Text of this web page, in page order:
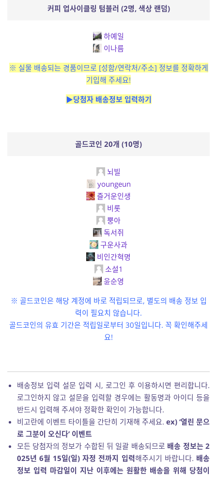
커피 업사이클링 텀블러 (2명, 색상 랜덤)
하예일
이나름
※ 실물 배송되는 경품이므로 [성함/연락처/주소] 정보를 정확하게
기입해 주세요!
▶당첨자 배송정보 입력하기
골드코인 20개 (10명)
뇌빌
youngeun
즐거운인생
비롯
뿡아
독서쥐
구운사과
비인간혁명
소설1
윤순영
※ 골드코인은 해당 계정에 바로 적립되므로, 별도의 배송 정보 입
력이 필요치 않습니다.
골드코인의 유효 기간은 적립일로부터 30일입니다. 꼭 확인해주세
요!
배송정보 입력 설문 입력 시, 로그인 후 이용하시면 편리합니다.
로그인하지 않고 설문을 입력할 경우에는 활동명과 아이디 등을
반드시 입력해 주셔야 정확한 확인이 가능합니다.
비고란에 이벤트 타이틀을 간단히 기재해 주세요. ex) ‘열린 문으
로 그분이 오신다’ 이벤트
모든 당첨자의 정보가 수합된 뒤 일괄 배송되므로 배송 정보는 2
025년 6월 15일(일) 자정 전까지 입력해주시기 바랍니다. 배송
정보 입력 마감일이 지난 이후에는 원활한 배송을 위해 당첨이